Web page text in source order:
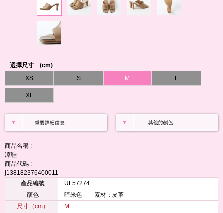
選擇尺寸 (cm)
XS
S M L
XL
商品名稱 :
涼鞋
商品代碼 :
j138182376400011
產品編號
UL57274
顏色
暗米色 素材：皮革
尺寸（cm）
M